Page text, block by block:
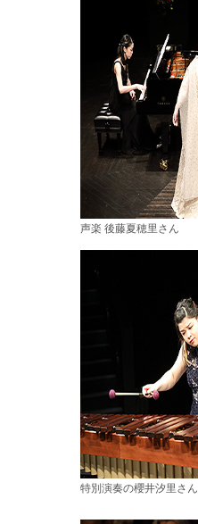
声楽 後藤夏穂里さん
特別演奏の櫻井汐里さん